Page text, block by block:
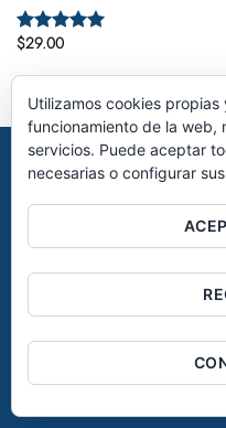
Valorado
de 5
$29.00
AVISO LEGAL POLÍTICA DE
©2026 – INVERSIONES
Utilizamos cookies
funcionamiento de la web,
servicios. Puede aceptar
necesarias o configurar